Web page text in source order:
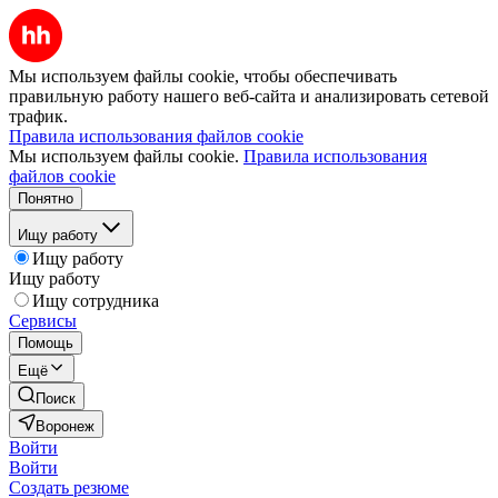
Мы используем файлы cookie, чтобы обеспечивать
правильную работу нашего веб-сайта и анализировать сетевой
трафик.
Правила использования файлов cookie
Мы используем файлы cookie. Правила использования
файлов cookie
Понятно
Ищу работу
Ищу работу
Ищу работу
Ищу сотрудника
Сервисы
Помощь
Ещё
Поиск
Воронеж
Войти
Войти
Создать резюме